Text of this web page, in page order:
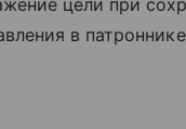
в